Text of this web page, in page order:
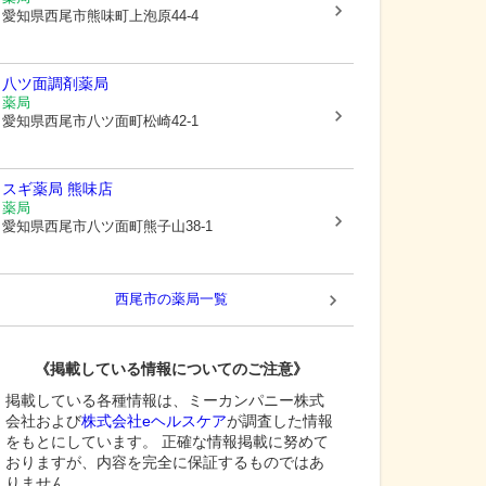
愛知県西尾市熊味町上泡原44-4
八ツ面調剤薬局
薬局
愛知県西尾市八ツ面町松崎42-1
スギ薬局 熊味店
薬局
愛知県西尾市八ツ面町熊子山38-1
西尾市の薬局一覧
《掲載している情報についてのご注意》
掲載している各種情報は、ミーカンパニー株式
会社および株式会社eヘルスケアが調査した情報
をもとにしています。 正確な情報掲載に努めて
おりますが、内容を完全に保証するものではあ